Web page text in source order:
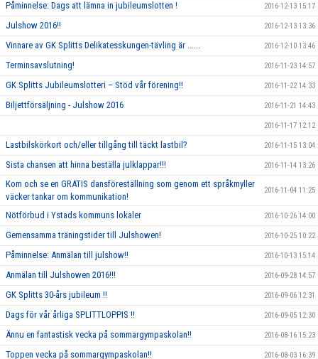
Påminnelse: Dags att lämna in jubileumslotten ! 2016-12-13 15:17
Julshow 2016!! 2016-12-13 13:36
Vinnare av GK Splitts Delikatesskungen-tävling är ...... 2016-12-10 13:46
Terminsavslutning! 2016-11-23 14:57
GK Splitts Jubileumslotteri – Stöd vår förening!! 2016-11-22 14:33
Biljettförsäljning - Julshow 2016 2016-11-21 14:43
2016-11-17 12:12
Lastbilskörkort och/eller tillgång till täckt lastbil? 2016-11-15 13:04
Sista chansen att hinna beställa julklappar!!! 2016-11-14 13:26
Kom och se en GRATIS dansföreställning som genom ett språkmyller
väcker tankar om kommunikation!
2016-11-04 11:25
Nötförbud i Ystads kommuns lokaler 2016-10-26 14:00
Gemensamma träningstider till Julshowen! 2016-10-25 10:22
Påminnelse: Anmälan till julshow!! 2016-10-13 15:14
Anmälan till Julshowen 2016!!! 2016-09-28 14:57
GK Splitts 30-års jubileum !! 2016-09-06 12:31
Dags för vår årliga SPLITTLOPPIS !! 2016-09-05 12:30
Ännu en fantastisk vecka på sommargympaskolan!! 2016-08-16 15:23
Toppen vecka på sommargympaskolan!! 2016-08-03 16:39